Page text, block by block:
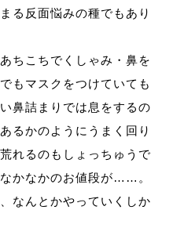
る反面悩みの種でもあり
ちこちでくしゃみ・鼻を
もマスクをつけていても
鼻詰まりでは息をするの
るかのようにうまく回り
れるのもしょっちゅうで
かなかのお値段が……。
なんとかやっていくしか